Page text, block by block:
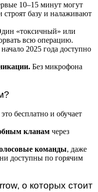
10–15 минут могут
базу и налаживают
«токсичный» или
всю операцию.
2025 года доступно
Без микрофона
бесплатно и обучает
кланам через
команды, даже
доступны по горячим
о которых стоит